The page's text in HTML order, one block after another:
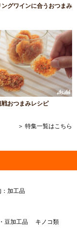
ングワインに合うおつまみ
戦おつまみレシピ
＞ 特集一覧はこちら
：加工品
豆加工品
キノコ類